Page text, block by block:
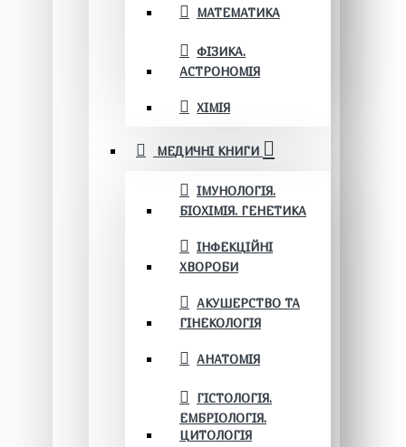
МАТЕМАТИКА
ФІЗИКА.
АСТРОНОМІЯ
ХІМІЯ
МЕДИЧНІ КНИГИ
ІМУНОЛОГІЯ.
БІОХІМІЯ. ГЕНЕТИКА
ІНФЕКЦІЙНІ
ХВОРОБИ
АКУШЕРСТВО ТА
ГІНЕКОЛОГІЯ
АНАТОМІЯ
ГІСТОЛОГІЯ.
ЕМБРІОЛОГІЯ.
ЦИТОЛОГІЯ